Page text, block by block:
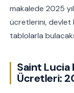
makalede 2025
ücretlerini, devlet
tablolarla
Saint Lucia
Ücretleri: